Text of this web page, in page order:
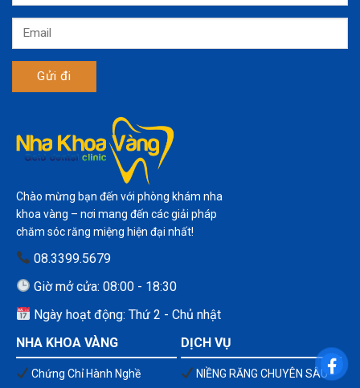
Chào mừng bạn đến với phòng khám nha
khoa vàng – nơi mang đến các giải pháp
chăm sóc răng miệng hiện đại nhất!
08.3399.5679
Giờ mở cửa: 08:00 - 18:30
Ngày hoạt động: Thứ 2 - Chủ nhật
NHA KHOA VÀNG
Chứng Chỉ Hành Nghề
DỊCH VỤ
NIỀNG RĂNG CHUYÊN SÂU